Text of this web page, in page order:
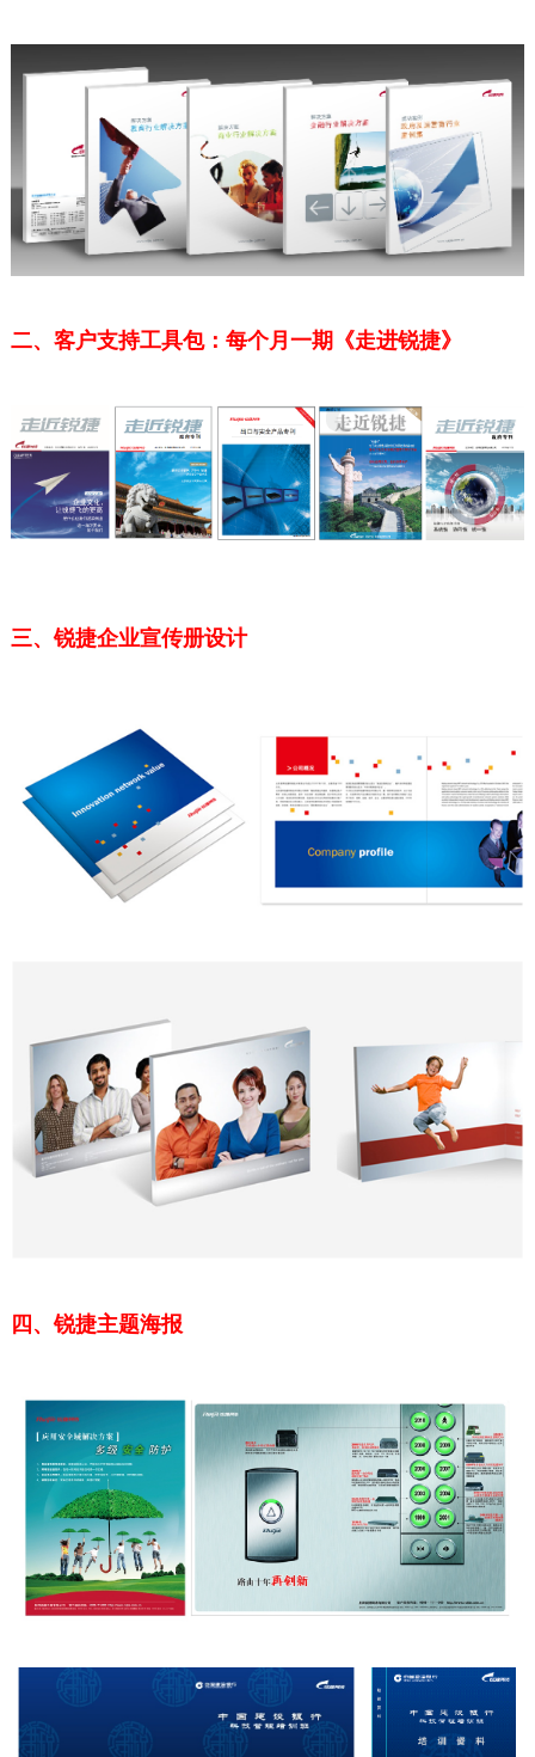
二、客户支持工具包：每个月一期《走进锐捷》
三、锐捷企业宣传册设计
四、锐捷主题海报